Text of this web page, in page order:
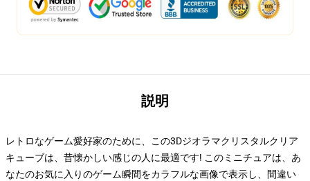
説明
レトロなゲーム愛好家のために、この3Dジオラマクリスタルクリア
キューブは、昔懐かしい感じの人に最適です! このミニチュアは、あ
なたのお気に入りのゲーム瞬間をカラフルな画像で表示し、間違い